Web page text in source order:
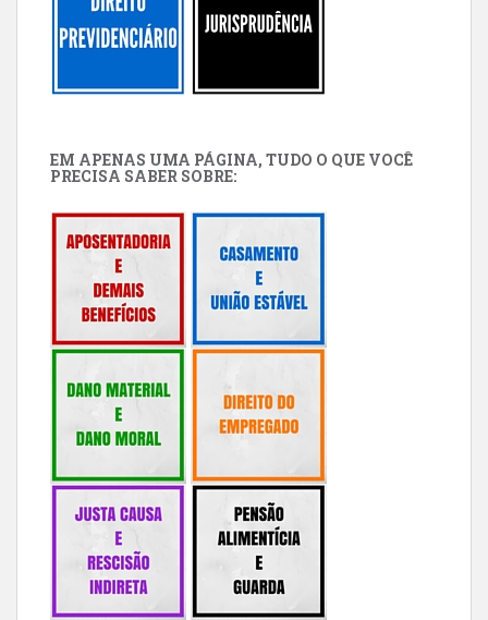
EM APENAS UMA PÁGINA, TUDO O QUE VOCÊ
PRECISA SABER SOBRE: